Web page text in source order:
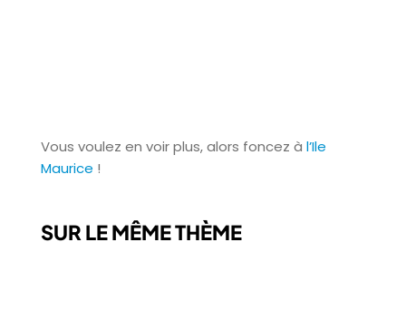
Vous voulez en voir plus, alors foncez à l’Ile
Maurice !
SUR LE MÊME THÈME